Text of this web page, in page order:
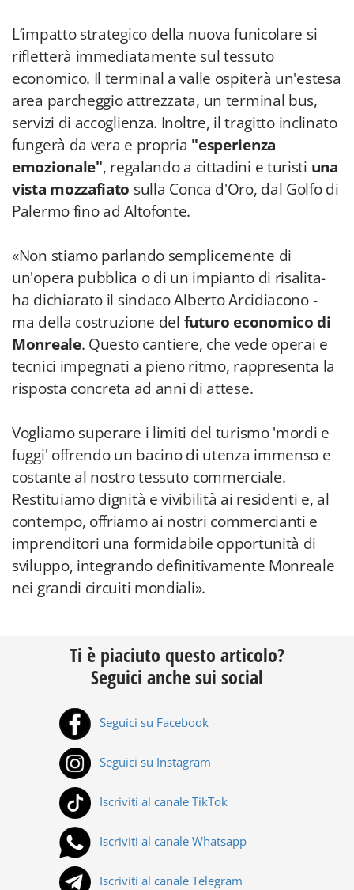
L’impatto strategico della nuova funicolare si
rifletterà immediatamente sul tessuto
economico. Il terminal a valle ospiterà un'estesa
area parcheggio attrezzata, un terminal bus,
servizi di accoglienza. Inoltre, il tragitto inclinato
fungerà da vera e propria "esperienza
emozionale", regalando a cittadini e turisti una
vista mozzafiato sulla Conca d'Oro, dal Golfo di
Palermo fino ad Altofonte.
«Non stiamo parlando semplicemente di
un'opera pubblica o di un impianto di risalita-
ha dichiarato il sindaco Alberto Arcidiacono -
ma della costruzione del futuro economico di
Monreale. Questo cantiere, che vede operai e
tecnici impegnati a pieno ritmo, rappresenta la
risposta concreta ad anni di attese.
Vogliamo superare i limiti del turismo 'mordi e
fuggi' offrendo un bacino di utenza immenso e
costante al nostro tessuto commerciale.
Restituiamo dignità e vivibilità ai residenti e, al
contempo, offriamo ai nostri commercianti e
imprenditori una formidabile opportunità di
sviluppo, integrando definitivamente Monreale
nei grandi circuiti mondiali».
Ti è piaciuto questo articolo?
Seguici anche sui social
Seguici su Facebook
Seguici su Instagram
Iscriviti al canale TikTok
Iscriviti al canale Whatsapp
Iscriviti al canale Telegram